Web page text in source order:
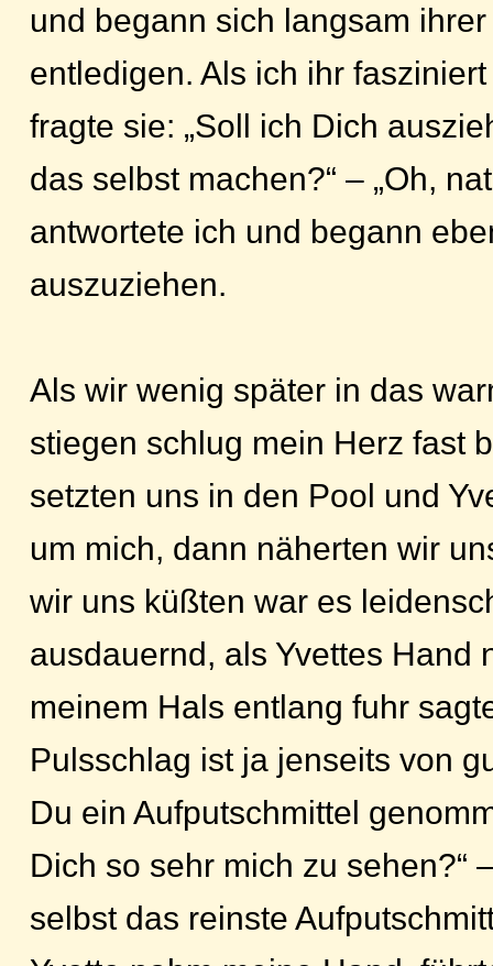
und begann sich langsam
entledigen. Als ich ihr
fragte sie: „Soll ich Dich
das selbst machen?“ – „Oh,
antwortete ich und begann
auszuziehen.
Als wir wenig später in das
stiegen schlug mein Herz fast
setzten uns in den Pool und
um mich, dann näherten wir
wir uns küßten war es
ausdauernd, als Yvettes Hand
meinem Hals entlang fuhr
Pulsschlag ist ja jenseits von
Du ein Aufputschmittel
Dich so sehr mich zu sehen?“
selbst das reinste